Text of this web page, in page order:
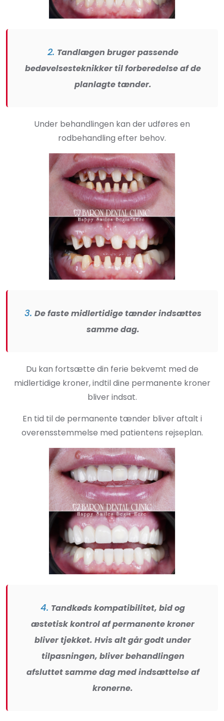
2. Tandlægen bruger passende
bedøvelsesteknikker til forberedelse af de
planlagte tænder.
Under behandlingen kan der udføres en
rodbehandling efter behov.
3. De faste midlertidige tænder indsættes
samme dag.
Du kan fortsætte din ferie bekvemt med de
midlertidige kroner, indtil dine permanente kroner
bliver indsat.
En tid til de permanente tænder bliver aftalt i
overensstemmelse med patientens rejseplan.
4. Tandkøds kompatibilitet, bid og
æstetisk kontrol af permanente kroner
bliver tjekket. Hvis alt går godt under
tilpasningen, bliver behandlingen
afsluttet samme dag med indsættelse af
kronerne.